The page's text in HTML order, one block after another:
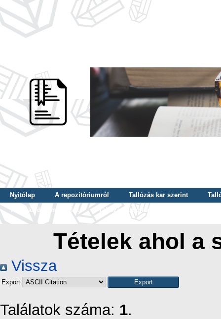
Nyitólap A repozitóriumról Tallózás kar szerint
Tallózás dátum szerint
Tallózás tudományterület szerint
Tételek ahol a
Vissza
Export
Találatok száma: 1.